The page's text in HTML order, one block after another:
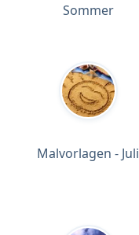
Sommer
Malvorlagen - Juli